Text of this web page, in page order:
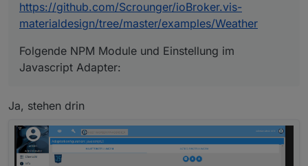
https://github.com/Scrounger/ioBroker.vis-
materialdesign/tree/master/examples/Weather
Folgende NPM Module und Einstellung im
Javascript Adapter:
Ja, stehen drin